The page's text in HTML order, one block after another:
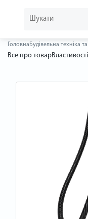
Головна Будівельна техніка
Все про товарВластивості